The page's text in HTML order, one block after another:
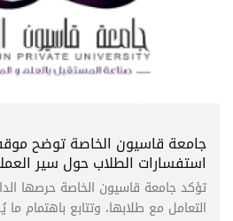
جامعة قاسيون الخاصة توضح
استفسارات الطلاب حول سير
تؤكد جامعة قاسيون الخاصة حرصها
التعامل مع طلابها، وتتابع باهتمام